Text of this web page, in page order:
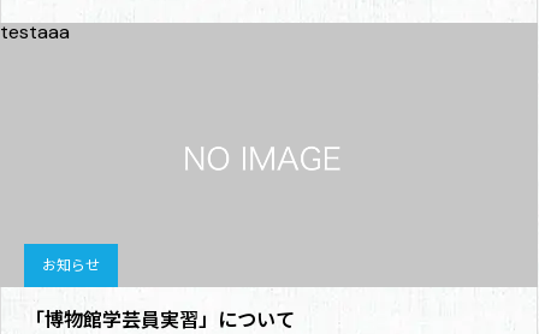
お知らせ
testaaa
「博物館学芸員実習」について